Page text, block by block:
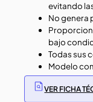
evitando
No genera
bajo
Todas sus
Modelo
VER FICHA